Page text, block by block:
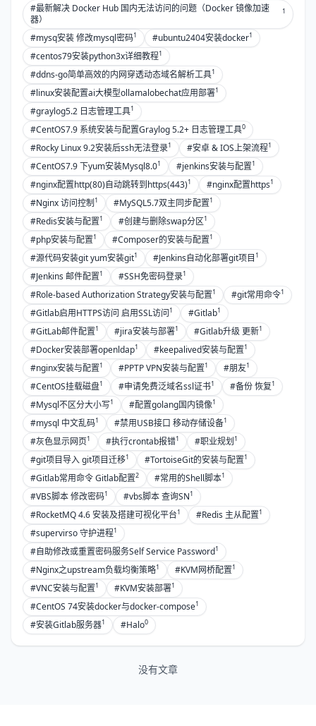
#最新解决 Docker Hub 国内无法访问的问题（Docker 镜像加速
器）
1
#mysq安装 修改mysql密码1 #ubuntu2404安装docker1
#centos79安装python3x详细教程1
#ddns-go简单高效的内网穿透动态域名解析工具1
#linux安装配置ai大模型ollamalobechat应用部署1
#graylog5.2 日志管理工具1
#CentOS7.9 系统安装与配置Graylog 5.2+ 日志管理工具0
#Rocky Linux 9.2安装后ssh无法登录1 #安卓 & IOS上架流程1
#CentOS7.9 下yum安装Mysql8.01 #jenkins安装与配置1
#nginx配置http(80)自动跳转到https(443)1 #nginx配置https1
#Nginx 访问控制1 #MySQL5.7双主同步配置1
#Redis安装与配置1 #创建与删除swap分区1
#php安装与配置1 #Composer的安装与配置1
#源代码安装git yum安装git1 #Jenkins自动化部署git项目 1
#Jenkins 邮件配置1 #SSH免密码登录1
#Role-based Authorization Strategy安装与配置1 #git常用命令1
#Gitlab启用HTTPS访问 启用SSL访问1 #Gitlab1
#GitLab邮件配置1 #jira安装与部署1 #Gitlab升级 更新1
#Docker安装部署openldap1 #keepalived安装与配置1
#nginx安装与配置1 #PPTP VPN安装与配置1 #朋友1
#CentOS挂载磁盘1 #申请免费泛域名ssl证书1 #备份 恢复1
#Mysql不区分大小写1 #配置golang国内镜像1
#mysql 中文乱码1 #禁用USB接口 移动存储设备1
#灰色显示网页1 #执行crontab报错1 #职业规划1
#git项目导入 git项目迁移1 #TortoiseGit的安装与配置1
#Gitlab常用命令 Gitlab配置2 #常用的Shell脚本1
#VBS脚本 修改密码1 #vbs脚本 查询SN1
#RocketMQ 4.6 安装及搭建可视化平台1 #Redis 主从配置1
#supervirso 守护进程1
#自助修改或重置密码服务Self Service Password1
#Nginx之upstream负载均衡策略1 #KVM网桥配置1
#VNC安装与配置1 #KVM安装部署1
#CentOS 74安装docker与docker-compose1
#安装Gitlab服务器1 #Halo0
没有文章